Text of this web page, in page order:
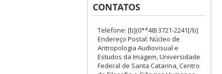
CONTATOS
Telefone: [b](0**48) 3721-2241[/b]
Endereço Postal: Núcleo de
Antropologia Audiovisual e
Estudos da Imagem, Universidade
Federal de Santa Catarina, Centro